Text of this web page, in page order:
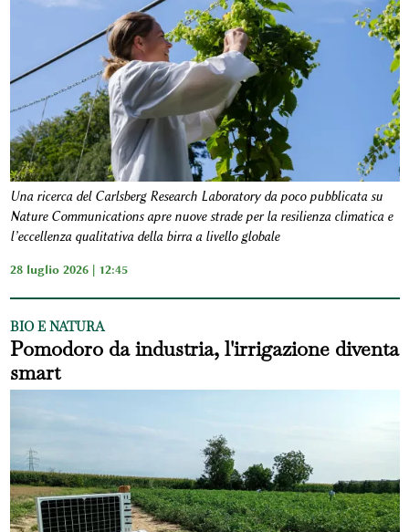
Una ricerca del Carlsberg Research Laboratory da poco pubblicata su
Nature Communications apre nuove strade per la resilienza climatica e
l’eccellenza qualitativa della birra a livello globale
28 luglio 2026 | 12:45
BIO E NATURA
Pomodoro da industria, l'irrigazione diventa
smart